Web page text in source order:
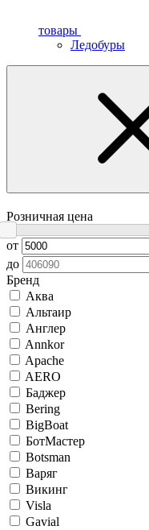
товары
Ледобуры
Розничная цена
от
до
Бренд
Аква
Альтаир
Англер
Annkor
Apache
AERO
Баджер
Bering
BigBoat
БотМастер
Botsman
Варяг
Викинг
Visla
Gavial